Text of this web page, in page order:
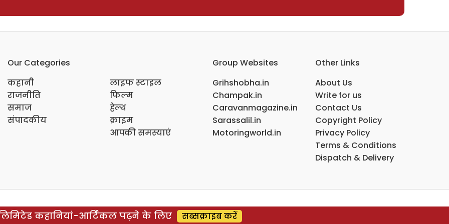
Our Categories
कहानी
राजनीति
समाज
संपादकीय
लाइफ स्टाइल
फिल्म
हेल्थ
क्राइम
आपकी समस्याएं
Group Websites
Grihshobha.in
Champak.in
Caravanmagazine.in
Sarassalil.in
Motoringworld.in
Other Links
About Us
Write for us
Contact Us
Copyright Policy
Privacy Policy
Terms & Conditions
Dispatch & Delivery
कहानियां-आर्टिकल पढ़ने के लिए सब्सक्राइब करें